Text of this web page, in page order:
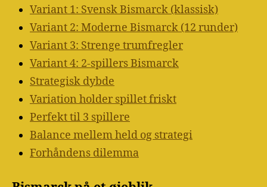
Variant 1: Svensk Bismarck (klassisk)
Variant 2: Moderne Bismarck (12 runder)
Variant 3: Strenge trumfregler
Variant 4: 2-spillers Bismarck
Strategisk dybde
Variation holder spillet friskt
Perfekt til 3 spillere
Balance mellem held og strategi
Forhåndens dilemma